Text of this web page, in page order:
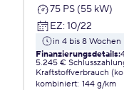
75 PS (55 kW)
EZ: 10/22
in 4 bis 8 Wochen
Finanzierungsdetails:
5.245 €
Kraftstoffverbrauch
kombiniert: 144 g/km